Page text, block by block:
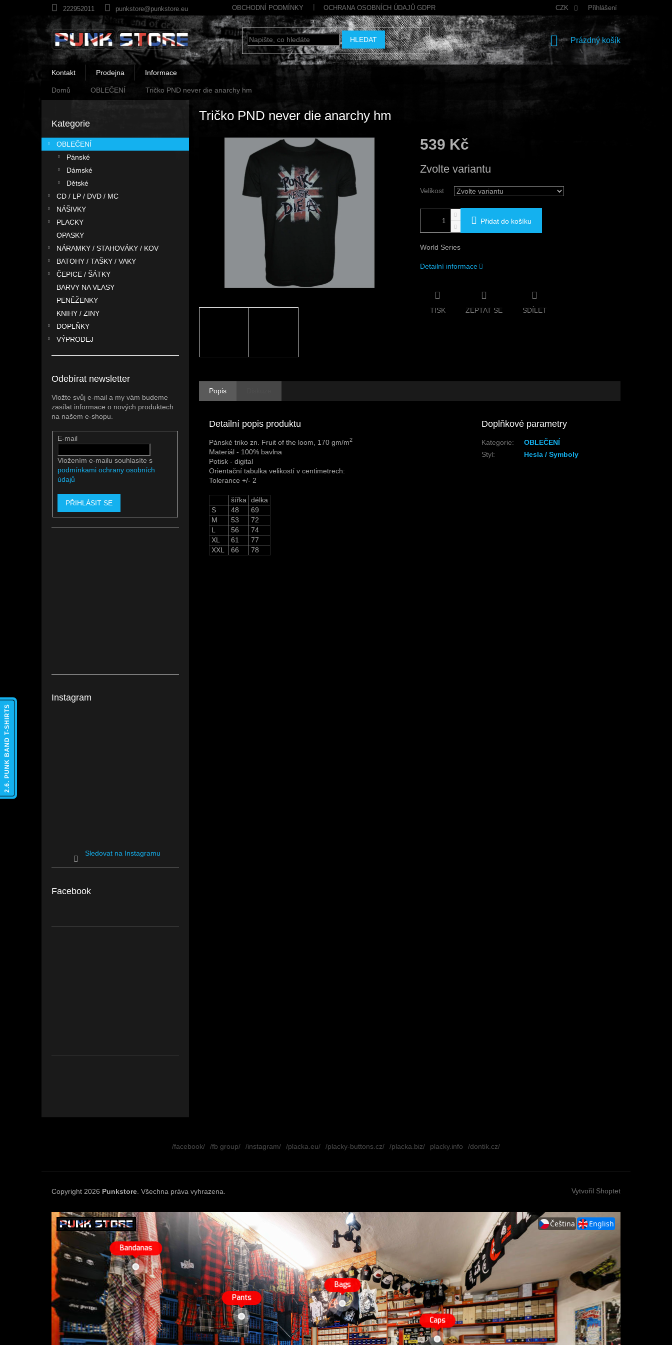
222952011 punkstore@punkstore.eu OBCHODNÍ PODMÍNKY OCHRANA OSOBNÍCH ÚDAJŮ GDPR CZK Přihlášení
HLEDAT
NÁKUPNÍ
KOŠÍK
Prázdný košík
Kontakt Prodejna Informace
Domů OBLEČENÍ Tričko PND never die anarchy hm
t
r
Přeskočit
Kategorie
OBLEČENÍ
Pánské
Dámské
Dětské
CD / LP / DVD / MC
NÁŠIVKY
PLACKY
OPASKY
NÁRAMKY / STAHOVÁKY / KOV
BATOHY / TAŠKY / VAKY
ČEPICE / ŠÁTKY
BARVY NA VLASY
PENĚŽENKY
KNIHY / ZINY
DOPLŇKY
VÝPRODEJ
Odebírat newsletter
Vložte svůj e-mail a my vám budeme
zasílat informace o nových produktech
na našem e-shopu.
E-mail
Vložením e-mailu souhlasíte s
podmínkami ochrany osobních
údajů
PŘIHLÁSIT SE
Instagram
Sledovat na Instagramu
Facebook
Tričko PND never die anarchy hm
539 Kč
cena:
Zvolte variantu
Velikost
Přidat do košíku
World Series
Detailní informace
TISK ZEPTAT SE SDÍLET
Popis
Detailní popis produktu
Pánské triko zn. Fruit of the loom, 170 gm/m2
Materiál - 100% bavlna
Potisk - digital
Orientační tabulka velikostí v centimetrech:
Tolerance +/- 2
šířka
délka
S
48
69
M
53
72
L
56
74
XL
61
77
XXL
66 78
Doplňkové parametry
Kategorie:
OBLEČENÍ
Styl: Hesla / Symboly
/facebook/ /fb group/ /instagram/ /placka.eu/ /placky-buttons.cz/ /placka.biz/ placky.info /dontik.cz/
Vytvořil Shoptet
Copyright 2026 Punkstore . Všechna práva vyhrazena.
2.6. PUNK BAND T-SHIRTS